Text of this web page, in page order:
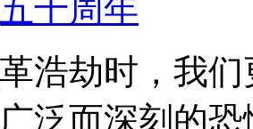
十周年
浩劫时，我
泛而深刻的